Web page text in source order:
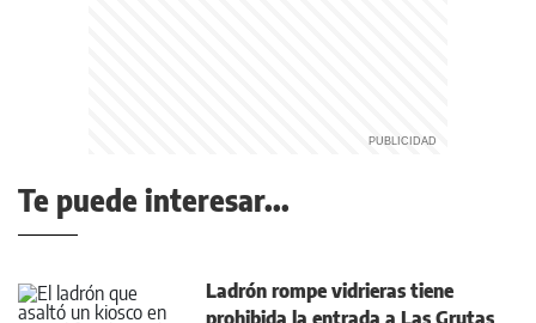
Te puede interesar...
Ladrón rompe vidrieras tiene